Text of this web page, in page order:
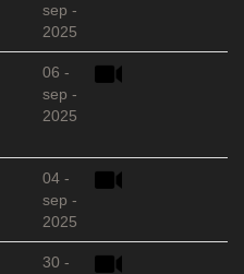
sep -
2025
06 -
sep -
2025
04 -
sep -
2025
30 -